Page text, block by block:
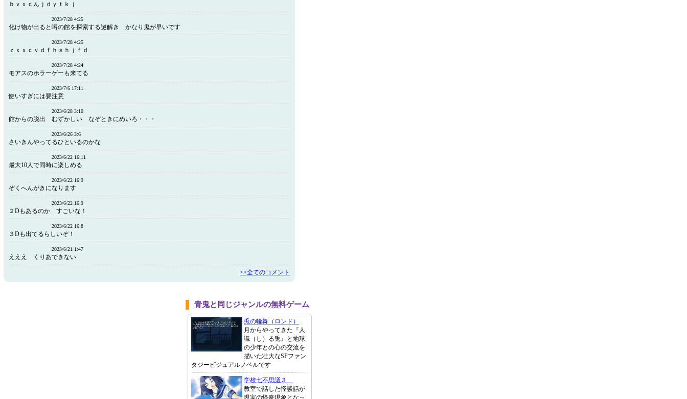
ｂｖｘｃんｊｄｙｔｋｊ
2023/7/28 4:25
化け物が出ると噂の館を探索する謎解き かなり鬼が早いです
2023/7/28 4:25
ｚｘｘｃｖｄｆｈｓｈｊｆｄ
2023/7/28 4:24
モアスのホラーゲーも来てる
2023/7/6 17:11
使いすぎには要注意
2023/6/28 3:10
館からの脱出 むずかしい なぞときにめいろ・・・
2023/6/26 3:6
さいきんやってるひといるのかな
2023/6/22 16:11
最大10人で同時に楽しめる
2023/6/22 16:9
ぞくへんがきになります
2023/6/22 16:9
２Dもあるのか すごいな！
2023/6/22 16:8
３Dも出てるらしいぞ！
2023/6/21 1:47
えええ くりあできない
>>全てのコメント
青鬼と同じジャンルの無料ゲーム
兎の輪舞（ロンド）
月からやってきた『人
識（し）る兎』と地球
の少年との心の交流を
描いた壮大なSFファン
タジービジュアルノベルです
学校七不思議３
教室で話した怪談話が
現実の怪奇現象となっ